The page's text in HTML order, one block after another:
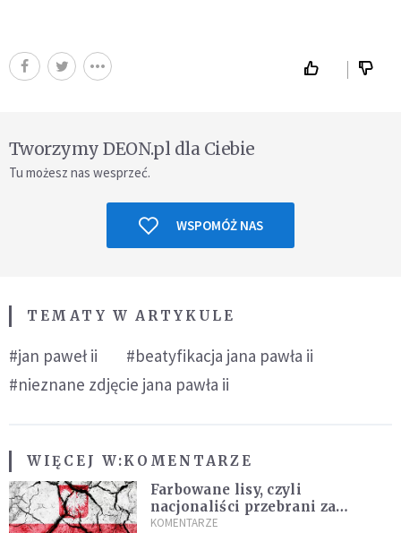
Tworzymy DEON.pl dla Ciebie
Tu możesz nas wesprzeć.
WSPOMÓŻ NAS
TEMATY W ARTYKULE
#jan paweł ii
#beatyfikacja jana pawła ii
#nieznane zdjęcie jana pawła ii
WIĘCEJ W:KOMENTARZE
Farbowane lisy, czyli
nacjonaliści przebrani za
chrześcijan
KOMENTARZE